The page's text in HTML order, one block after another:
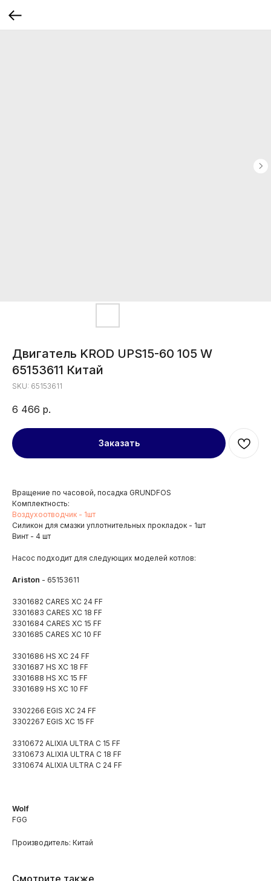
Двигатель KROD UPS15-60 105 W
65153611 Китай
SKU: 65153611
6 466 р.
Заказать
Вращение по часовой, посадка GRUNDFOS
Комплектность:
Воздухоотводчик - 1шт
Силикон для смазки уплотнительных прокладок - 1шт
Винт - 4 шт
Насос подходит для следующих моделей котлов:
Ariston - 65153611
3301682 CARES XC 24 FF
3301683 CARES XC 18 FF
3301684 CARES XC 15 FF
3301685 CARES XC 10 FF
3301686 HS XC 24 FF
3301687 HS XC 18 FF
3301688 HS XC 15 FF
3301689 HS XC 10 FF
3302266 EGIS XC 24 FF
3302267 EGIS XC 15 FF
3310672 ALIXIA ULTRA C 15 FF
3310673 ALIXIA ULTRA C 18 FF
3310674 ALIXIA ULTRA C 24 FF
Wolf
FGG
Производитель: Китай